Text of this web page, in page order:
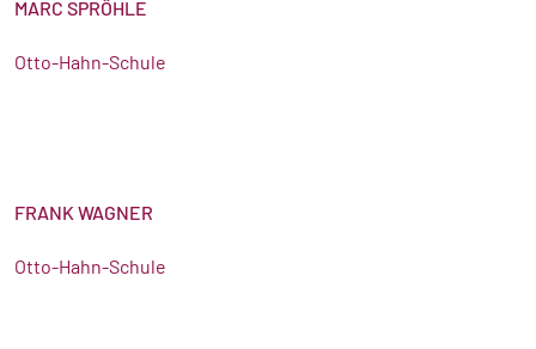
MARC SPRÖHLE
Otto-Hahn-Schule
FRANK WAGNER
Otto-Hahn-Schule